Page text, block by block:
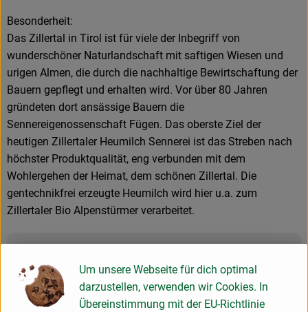
Besonderheit:
Das Zillertal in Tirol ist für viele der Inbegriff von
wunderschöner Naturlandschaft mit saftigen Wiesen und
urigen Almen, die durch die nachhaltige Bewirtschaftung der
Bauern gepflegt und erhalten wird. Vor über 80 Jahren
gründeten dort ansässige Bauern die
Sennereigenossenschaft Fügen. Das oberste Ziel der
heutigen Zillertaler Heumilch Sennerei ist das Streben nach
höchster Produktqualität, eng verbunden mit dem
Wohlergehen der Heimat, dem schönen Zillertal. Die
gentechnikfrei erzeugte Heumilch wird hier u.a. zum
Zillertaler Bio Alpenstürmer verarbeitet.
Um unsere Webseite für dich optimal
darzustellen, verwenden wir Cookies. In
Übereinstimmung mit der EU-Richtlinie